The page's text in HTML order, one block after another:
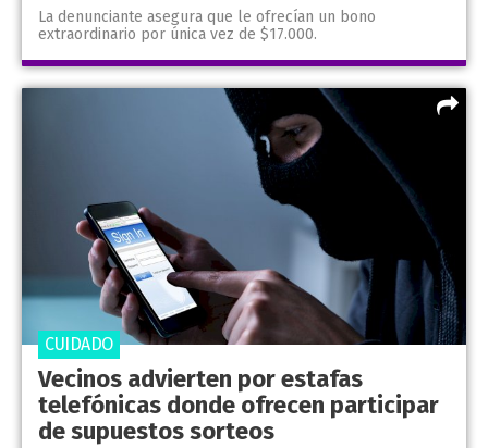
La denunciante asegura que le ofrecían un bono
extraordinario por única vez de $17.000.
Vecinos advierten por estafas
telefónicas donde ofrecen participar
de supuestos sorteos
CUIDADO